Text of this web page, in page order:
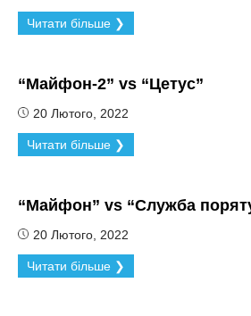
Читати більше ❯
“Майфон-2” vs “Цетус”
20 Лютого, 2022
Читати більше ❯
“Майфон” vs “Служба
20 Лютого, 2022
Читати більше ❯